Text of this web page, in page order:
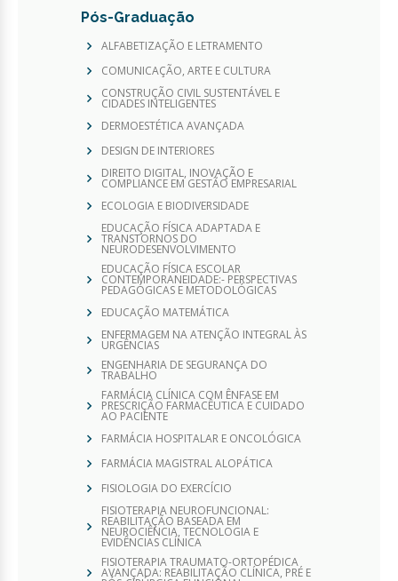
Pós-Graduação
ALFABETIZAÇÃO E LETRAMENTO
COMUNICAÇÃO, ARTE E CULTURA
CONSTRUÇÃO CIVIL SUSTENTÁVEL E
CIDADES INTELIGENTES
DERMOESTÉTICA AVANÇADA
DESIGN DE INTERIORES
DIREITO DIGITAL, INOVAÇÃO E
COMPLIANCE EM GESTÃO EMPRESARIAL
ECOLOGIA E BIODIVERSIDADE
EDUCAÇÃO FÍSICA ADAPTADA E
TRANSTORNOS DO
NEURODESENVOLVIMENTO
EDUCAÇÃO FÍSICA ESCOLAR
CONTEMPORANEIDADE:- PERSPECTIVAS
PEDAGÓGICAS E METODOLÓGICAS
EDUCAÇÃO MATEMÁTICA
ENFERMAGEM NA ATENÇÃO INTEGRAL ÀS
URGÊNCIAS
ENGENHARIA DE SEGURANÇA DO
TRABALHO
FARMÁCIA CLÍNICA COM ÊNFASE EM
PRESCRIÇÃO FARMACÊUTICA E CUIDADO
AO PACIENTE
FARMÁCIA HOSPITALAR E ONCOLÓGICA
FARMÁCIA MAGISTRAL ALOPÁTICA
FISIOLOGIA DO EXERCÍCIO
FISIOTERAPIA NEUROFUNCIONAL:
REABILITAÇÃO BASEADA EM
NEUROCIÊNCIA, TECNOLOGIA E
EVIDÊNCIAS CLÍNICA
FISIOTERAPIA TRAUMATO-ORTOPÉDICA
AVANÇADA: REABILITAÇÃO CLÍNICA, PRÉ E